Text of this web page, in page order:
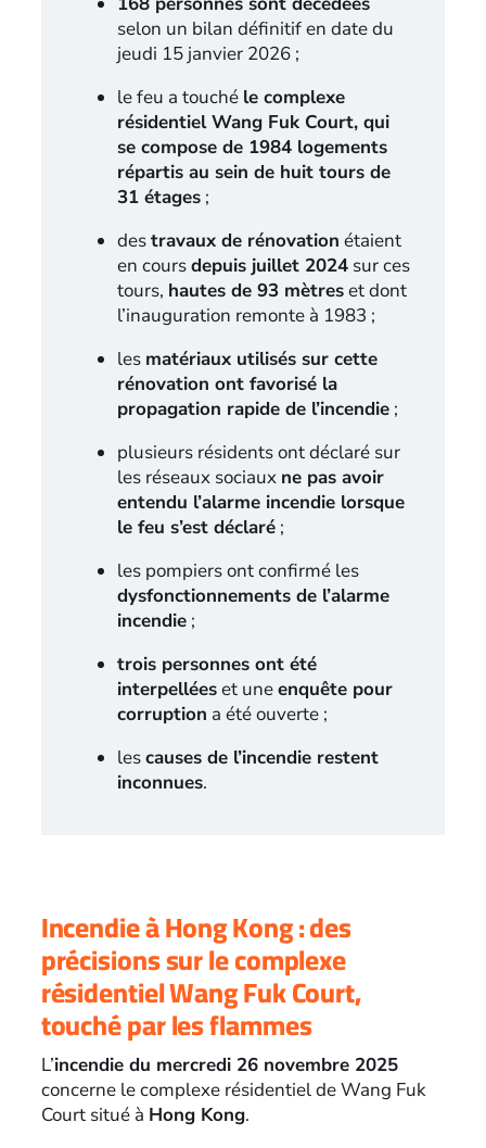
selon un bilan définitif en date du
jeudi 15 janvier 2026 ;
le feu a touché le complexe
résidentiel Wang Fuk Court, qui
se compose de 1984 logements
répartis au sein de huit tours de
31 étages;
destravaux de rénovation étaient
en coursdepuis juillet 2024sur ces
tours, hautes de 93 mètreset dont
l’inauguration remonte à 1983 ;
les matériaux utilisés sur cette
rénovation ont favorisé la
propagation rapide de l’incendie;
plusieurs résidents ont déclaré sur
les réseaux sociaux ne pas avoir
entendu l’alarme incendie lorsque
le feu s’est déclaré;
les pompiers ont confirmé les
dysfonctionnements de l’alarme
incendie;
trois personnes ont été
interpelléeset uneenquête pour
corruption a été ouverte ;
lescauses de l’incendie restent
inconnues.
Incendie à Hong Kong : des
précisions sur le complexe
résidentiel Wang Fuk Court,
touché par les flammes
L’incendie du mercredi 26 novembre 2025
concerne le complexe résidentiel de Wang Fuk
Court situé à Hong Kong.